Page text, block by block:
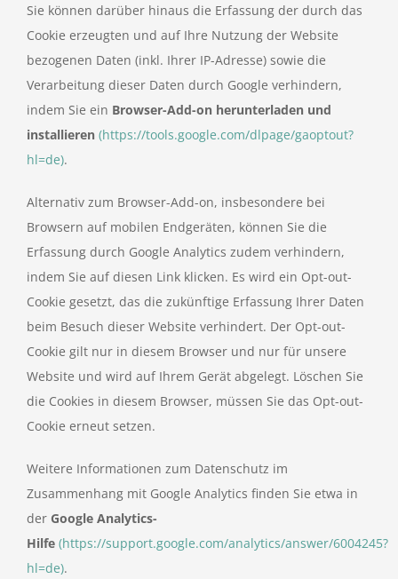
Sie können darüber hinaus die Erfassung der durch das
Cookie erzeugten und auf Ihre Nutzung der Website
bezogenen Daten (inkl. Ihrer IP-Adresse) sowie die
Verarbeitung dieser Daten durch Google verhindern,
indem Sie ein Browser-Add-on herunterladen und
installieren (https://tools.google.com/dlpage/gaoptout?
hl=de).
Alternativ zum Browser-Add-on, insbesondere bei
Browsern auf mobilen Endgeräten, können Sie die
Erfassung durch Google Analytics zudem verhindern,
indem Sie auf diesen Link klicken. Es wird ein Opt-out-
Cookie gesetzt, das die zukünftige Erfassung Ihrer Daten
beim Besuch dieser Website verhindert. Der Opt-out-
Cookie gilt nur in diesem Browser und nur für unsere
Website und wird auf Ihrem Gerät abgelegt. Löschen Sie
die Cookies in diesem Browser, müssen Sie das Opt-out-
Cookie erneut setzen.
Weitere Informationen zum Datenschutz im
Zusammenhang mit Google Analytics finden Sie etwa in
der Google Analytics-
Hilfe (https://support.google.com/analytics/answer/6004245?
hl=de).